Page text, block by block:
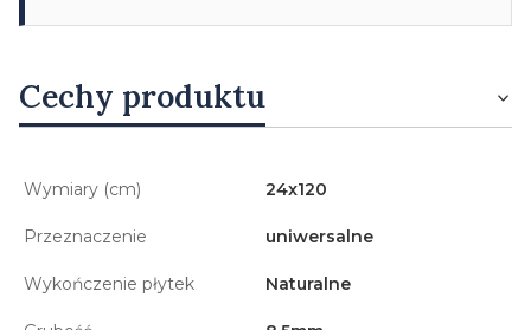
Cechy produktu
Wymiary (cm) 24x120
Przeznaczenie uniwersalne
Wykończenie płytek Naturalne